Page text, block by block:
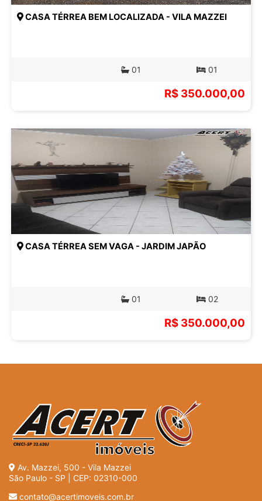
CASA TÉRREA BEM LOCALIZADA - VILA MAZZEI
01 01
R$ 350.000,00
CASA TÉRREA SEM VAGA - JARDIM JAPÃO
01 02
R$ 350.000,00
Av. Mazzei, 500 - Vila Mazzei
São Paulo - SP | CEP: 02310-000
contato@acertimoveis.com.br